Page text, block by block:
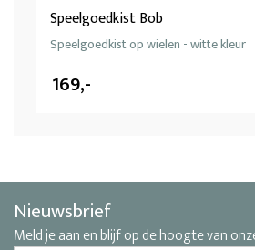
Speelgoedkist Bob
Speelgoedkist op wielen - witte kleur
169,-
Nieuwsbrief
Meld je aan en blijf op de hoogte van